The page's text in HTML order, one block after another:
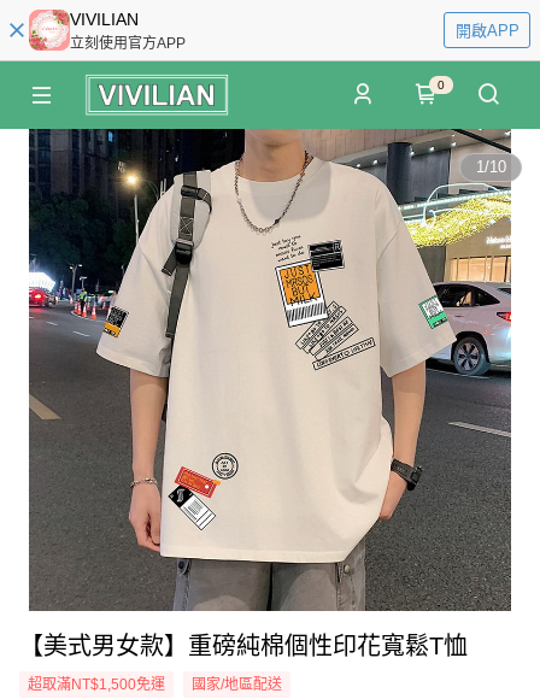
VIVILIAN
立刻使用官方APP
開啟APP
0
1/10
【美式男女款】重磅純棉個性印花寬鬆T恤
超取滿NT$1,500免運 國家/地區配送